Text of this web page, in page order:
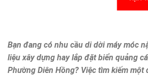
Bạn đang có nhu cầu di dời máy móc
liệu xây dựng hay lắp đặt biển quảng
Phường Diên Hồng? Việc tìm kiếm